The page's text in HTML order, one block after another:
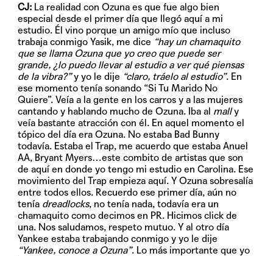
CJ: La realidad con Ozuna es que fue algo bien
especial desde el primer día que llegó aquí a mi
estudio. Él vino porque un amigo mío que incluso
trabaja conmigo Yasik, me dice “hay un chamaquito
que se llama Ozuna que yo creo que puede ser
grande, ¿lo puedo llevar al estudio a ver qué piensas
de la vibra?”y yo le dije “claro, tráelo al estudio”. En
ese momento tenía sonando “Si Tu Marido No
Quiere”. Veía a la gente en los carros y a las mujeres
cantando y hablando mucho de Ozuna. Iba al mally
veía bastante atracción con él. En aquel momento el
tópico del día era Ozuna. No estaba Bad Bunny
todavía. Estaba el Trap, me acuerdo que estaba Anuel
AA, Bryant Myers…este combito de artistas que son
de aquí en donde yo tengo mi estudio en Carolina. Ese
movimiento del Trap empieza aquí. Y Ozuna sobresalía
entre todos ellos. Recuerdo ese primer día, aún no
tenía dreadlocks, no tenía nada, todavía era un
chamaquito como decimos en PR. Hicimos click de
una. Nos saludamos, respeto mutuo. Y al otro día
Yankee estaba trabajando conmigo y yo le dije
“Yankee, conoce a Ozuna”. Lo más importante que yo